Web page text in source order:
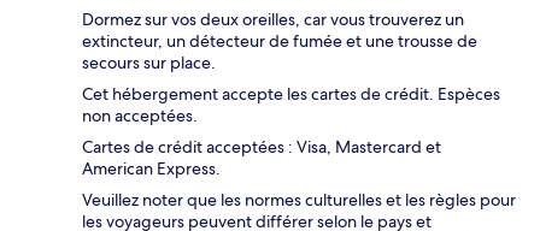
Dormez sur vos deux oreilles, car vous trouverez un
extincteur, un détecteur de fumée et une trousse de
secours sur place.
Cet hébergement accepte les cartes de crédit. Espèces
non acceptées.
Cartes de crédit acceptées : Visa, Mastercard et
American Express.
Veuillez noter que les normes culturelles et les règles pour
les voyageurs peuvent différer selon le pays et